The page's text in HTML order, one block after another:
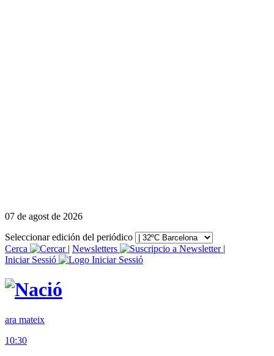
07 de agost de 2026
Seleccionar edición del periódico
Cerca
| Newsletters
|
Iniciar Sessió
ara mateix
10:30